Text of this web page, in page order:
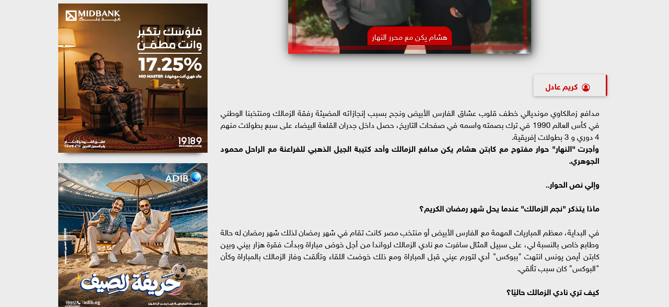
هشام يكن مع محرر النهار
كريم عادل
مدافع زمالكاوي مونديالي خطف قلوب عشاق الفارس الأبيض ونجح بسبب إنجازاته المضيئة رفقة الزمالك ومنتخبنا الوطني
في كأس العالم 1990 في ترك بصمته واسمه في صفحات التاريخ، حصل داخل جدران القلعة البيضاء على سبع بطولات منهم
4 دوري و 3 بطولات إفريقية.
وأجرت "النهار" حوار مفتوح مع كابتن هشام يكن مدافع الزمالك وأحد كتيبة الجيل الذهبي للفراعنة مع الراحل محمود
الجوهري.
وإلي نص الحوار..
ماذا يتذكر "نجم الزمالك" عندما يحل شهر رمضان الكريم؟
في البداية، معظم المباريات المهمة مع الفارس الأبيض أو منتخب مصر كانت تقام في شهر رمضان لذلك شهر رمضان له حالة
وطابع خاص بالنسبة لي، على سبيل المثال سافرت مع نادي الزمالك لرواندا من أجل خوض مباراة وبدأت فقرة هزار بيني وبين
كابتن أيمن يونس انتهت "ببوكس" أدي لتورم عيني قبل المباراة ومع ذلك خوضت اللقاء وتألقت وفاز الزمالك بالمباراة وكأن
"البوكس" كان سبب تألقي.
كيف تري نادي الزمالك حاليًا؟